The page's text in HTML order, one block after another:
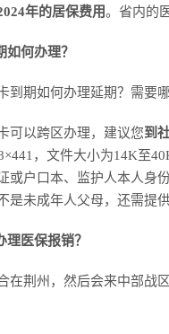
年的居保费用。省内的
何办理？
到期如何办理延期？需要
可以跨区办理，建议您到
，文件大小为14K至
或户口本、监护人本人身
是未成年人父母，还需提
医保报销？
在荆州，然后会来中部战